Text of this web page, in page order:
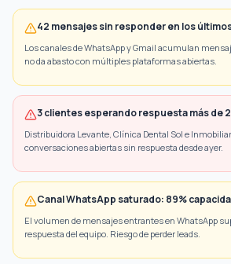
42 mensajes sin responder en los
Los canales de WhatsApp y Gmail acumulan
no da abasto con múltiples plataformas abiertas.
3 clientes esperando respuesta más de
Distribuidora Levante, Clínica Dental Sol e
conversaciones abiertas sin respuesta desde ayer.
Canal WhatsApp saturado: 89%
El volumen de mensajes entrantes en WhatsApp
respuesta del equipo. Riesgo de perder leads.